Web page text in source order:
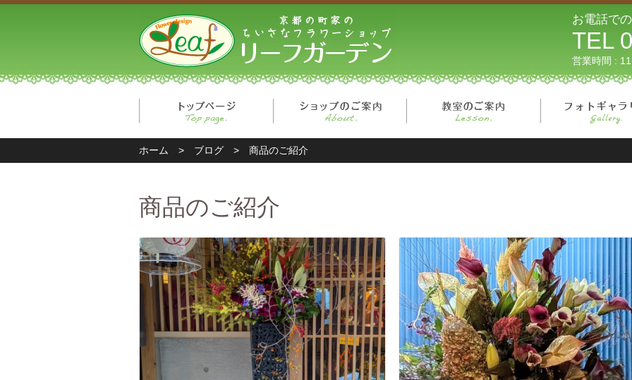
お電話で
TEL
営業時間 :
トップページ ショップのご案内 教室のご案内
ホーム > ブログ > 商品のご紹介
商品のご紹介